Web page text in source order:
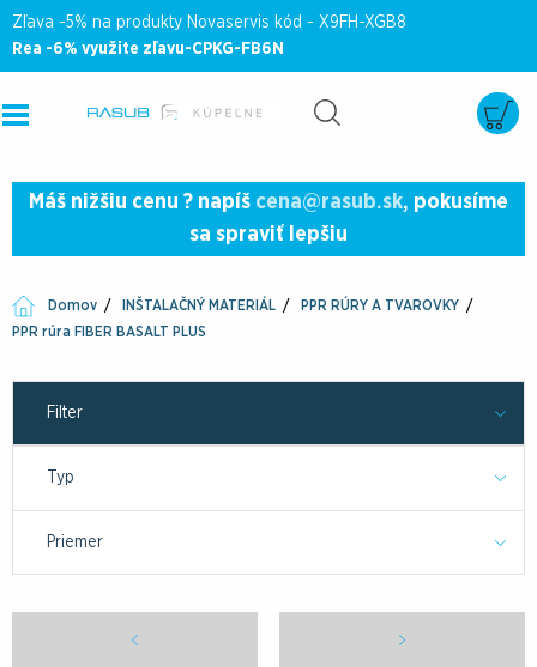
Zľava -5% na produkty Novaservis kód - X9FH-XGB8
Rea -6% využite zľavu-CPKG-FB6N
Máš nižšiu cenu ? napíš cena@rasub.sk, pokusíme
sa spraviť lepšiu
Domov INŠTALAČNÝ MATERIÁL
PPR RÚRY A TVAROVKY
PPR rúra FIBER BASALT PLUS
Filter
Typ
Priemer